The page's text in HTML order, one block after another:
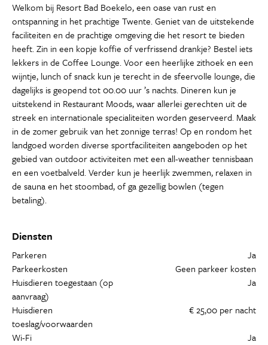
Welkom bij Resort Bad Boekelo, een oase van rust en
ontspanning in het prachtige Twente. Geniet van de uitstekende
faciliteiten en de prachtige omgeving die het resort te bieden
heeft. Zin in een kopje koffie of verfrissend drankje? Bestel iets
lekkers in de Coffee Lounge. Voor een heerlijke zithoek en een
wijntje, lunch of snack kun je terecht in de sfeervolle lounge, die
dagelijks is geopend tot 00.00 uur ’s nachts. Dineren kun je
uitstekend in Restaurant Moods, waar allerlei gerechten uit de
streek en internationale specialiteiten worden geserveerd. Maak
in de zomer gebruik van het zonnige terras! Op en rondom het
landgoed worden diverse sportfaciliteiten aangeboden op het
gebied van outdoor activiteiten met een all-weather tennisbaan
en een voetbalveld. Verder kun je heerlijk zwemmen, relaxen in
de sauna en het stoombad, of ga gezellig bowlen (tegen
betaling).
Diensten
Parkeren
Ja
Parkeerkosten
Geen parkeer kosten
Huisdieren toegestaan (op
aanvraag)
Ja
Huisdieren
toeslag/voorwaarden
€ 25,00 per nacht
Wi-Fi Ja